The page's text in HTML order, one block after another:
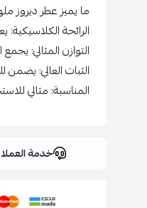
ما يميز عطر ديروز
الرائحة الكلاسيكية:
التوازن المثالي:
الثبات العالي:
المناسبة: مثالي
خدمة